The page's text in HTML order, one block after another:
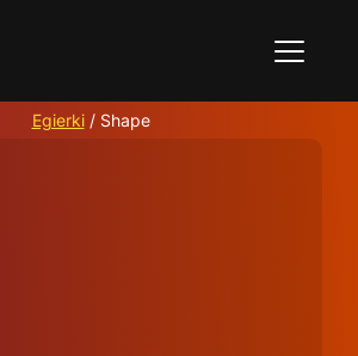
Egierki/ Shape